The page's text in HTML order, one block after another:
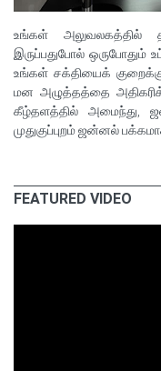
உங்கள் அலுவலகத்தில்
இருப்பதுபோல் ஒருபோதும்
உங்கள் சக்தியைக்
மன அழுத்தத்தை
கீழ்தளத்தில் அமைந்து,
முதுகுப்புறம் ஜன்னல்
FEATURED VIDEO